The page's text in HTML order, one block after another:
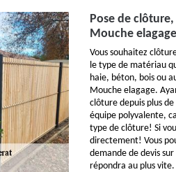
Pose de
Mouche
Vous souhaitez
le type de matériau
haie, béton, bois ou
Mouche elagage.
clôture depuis plus de
équipe polyvalente,
type de clôture! Si
directement! Vous
demande de devis
répondra au plus vite.